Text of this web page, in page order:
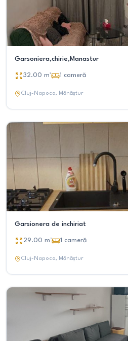
Garsoniera,chirie,Manastur
32.00 m² 1 cameră
Cluj-Napoca, Mănăștur
Garsionera de inchiriat
29.00 m² 1 cameră
Cluj-Napoca, Mănăștur